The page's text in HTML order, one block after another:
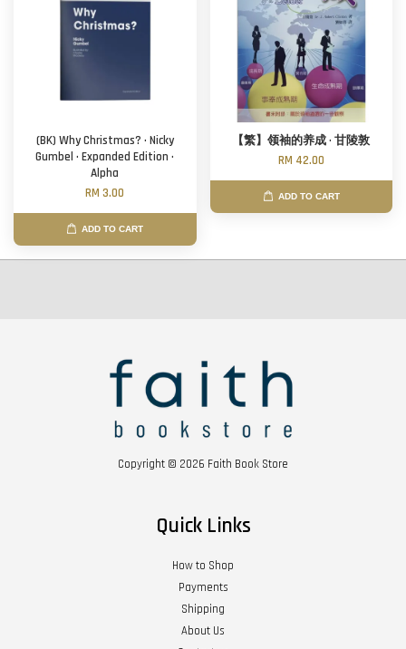
(BK) Why Christmas? · Nicky
Gumbel · Expanded Edition ·
Alpha
RM 3.00
ADD TO CART
【繁】领袖的养成 · 甘陵敦
RM 42.00
ADD TO CART
Copyright © 2026 Faith Book Store
Quick Links
How to Shop
Payments
Shipping
About Us